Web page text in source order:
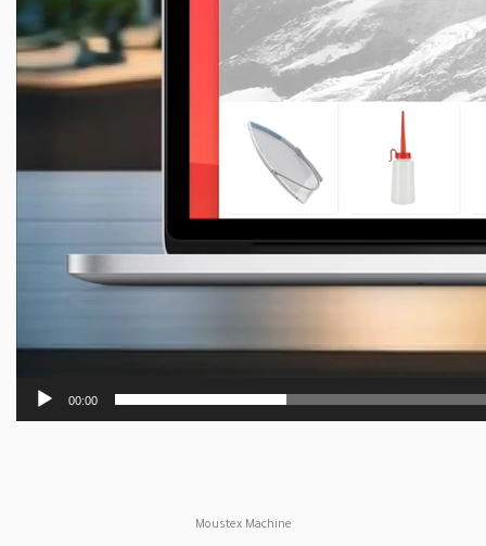
Moustex Machine
00:00